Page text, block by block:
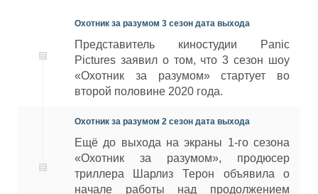
Охотник за разумом 3 сезон дата выхода
Представитель киностудии Panic
Pictures заявил о том, что 3 сезон шоу
«Охотник за разумом» стартует во
второй половине 2020 года.
Охотник за разумом 2 сезон дата выхода
Ещё до выхода на экраны 1-го сезона
«Охотник за разумом», продюсер
триллера Шарлиз Терон объявила о
начале работы над продолжением